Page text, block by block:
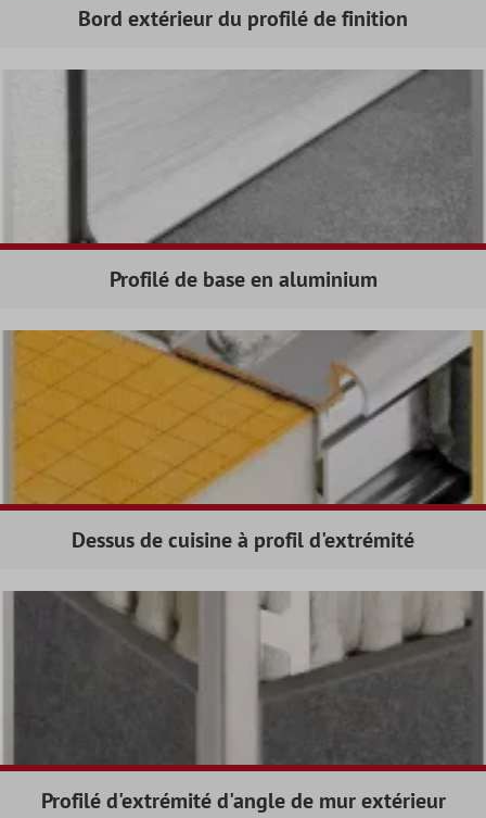
Bord extérieur du profilé de finition
Profilé de base en aluminium
Dessus de cuisine à profil d'extrémité
Profilé d'extrémité d'angle de mur extérieur